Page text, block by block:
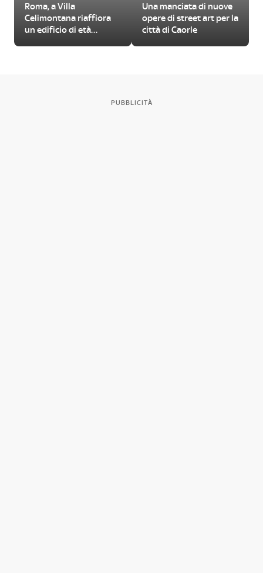
Roma, a Villa
Celimontana riaffiora
un edificio di età
Una manciata di nuove
opere di street art per la
città di Caorle
PUBBLICITÀ